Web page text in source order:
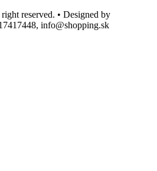
reserved. • Designed by
info@shopping.sk